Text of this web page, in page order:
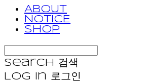
ABOUT
NOTICE
SHOP
Search
검색
Log In 로그인